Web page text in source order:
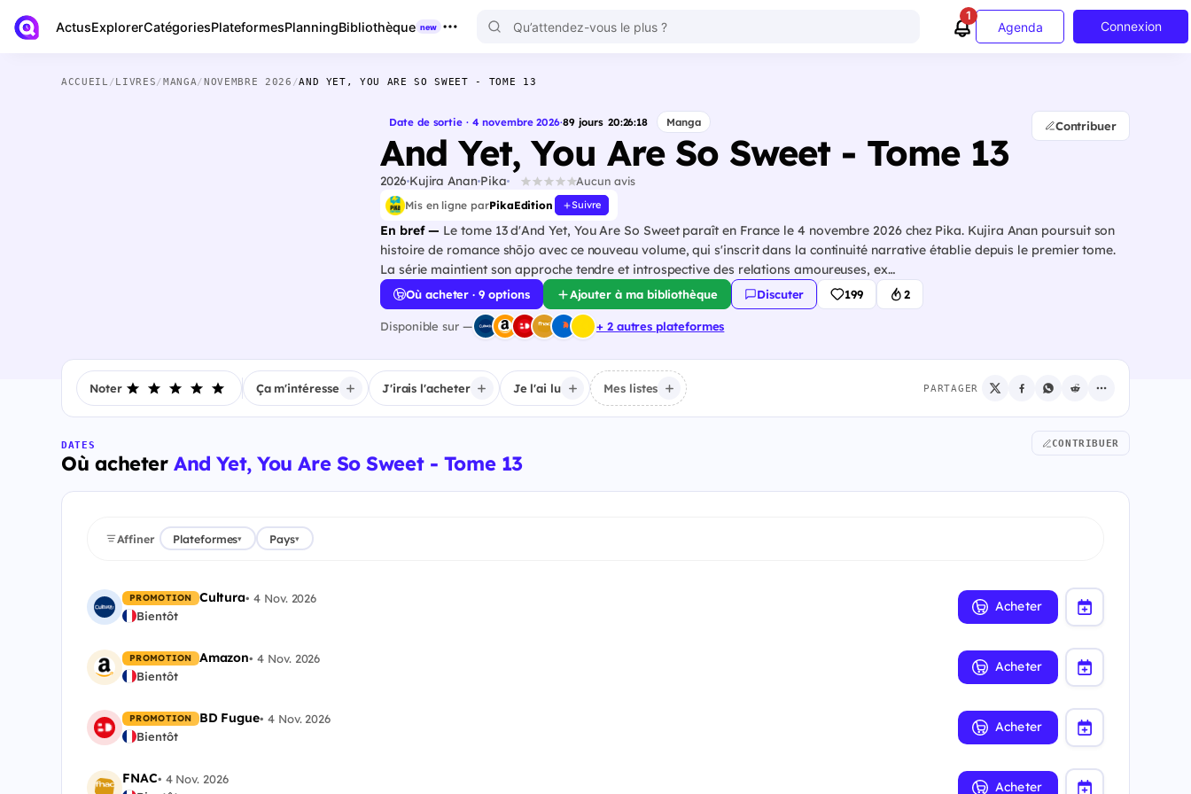
ActusExplorerCatégoriesPlateformesPlanningBibliothèque new
1
Agenda Connexion
ACCUEIL /LIVRES/MANGA/NOVEMBRE 2026 /AND YET, YOU ARE SO SWEET - TOME 13
Date de sortie · 4 novembre 2026·89 jours 20:26:17 Manga
And Yet, You Are So Sweet - Tome 13
2026 Kujira Anan Pika Aucun avis
Mis en ligne parPikaEdition Suivre
En bref — Le tome 13 d'And Yet, You Are So Sweet paraît en France le 4 novembre 2026 chez Pika. Kujira Anan poursuit son
histoire de romance shōjo avec ce nouveau volume, qui s'inscrit dans la continuité narrative établie depuis le premier tome.
La série maintient son approche tendre et introspective des relations amoureuses, ex…
Contribuer
Où acheter · 9 options Ajouter à ma bibliothèque Discuter 199 2
Disponible sur — + 2 autres plateformes
Noter Ça m'intéresse J'irais l'acheter Je l'ai lu Mes listes PARTAGER
DATES
Où acheterAnd Yet, You Are So Sweet - Tome 13
CONTRIBUER
Affiner Plateformes▾ Pays▾
PROMOTION Cultura•4 Nov. 2026
Bientôt
Acheter
PROMOTION Amazon•4 Nov. 2026
Bientôt
Acheter
PROMOTION BD Fugue• 4 Nov. 2026
Bientôt
Acheter
FNAC• 4 Nov. 2026
Acheter